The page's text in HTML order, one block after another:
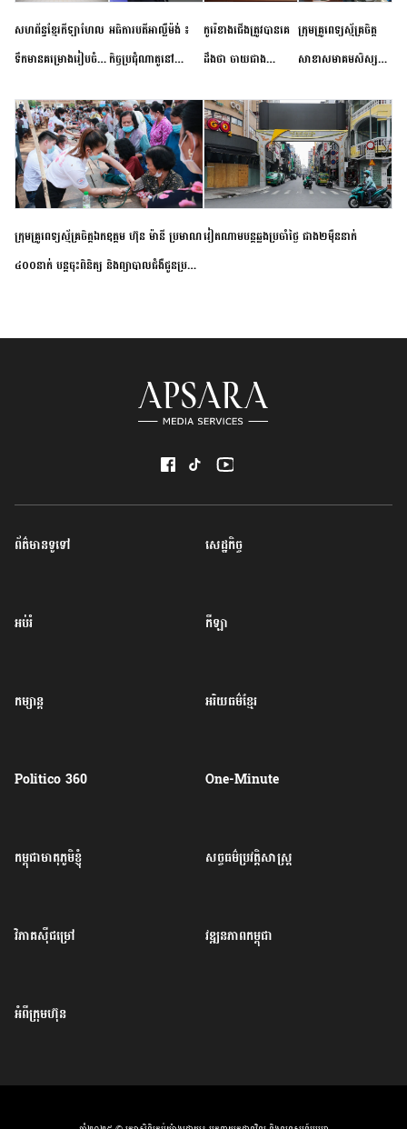
សហព័ន្ធខ្មែរកីឡាហែល
ទឹកមានគម្រោងរៀបចំ
កម្រិតបឋម ដល់ឧត្តម
សិក្សានាពេលខាងមុខ
អធិការបតីអាល្លឺម៉ង់ ៖
កិច្ចប្រជុំណាតូនៅ
ខាងមុខនឹងបញ្ជូនសញ្ញា
នៃភាពស្អិតរមួត និង
ការប្តេជ្ញាចិត្ត
កូរ៉េខាងជើងត្រូវបានគេ
ដឹងថា ចាយជាង
អភិវឌ្ឍន៍នុយក្លេអ៊ែរ
ក្រុមគ្រូពេទ្យស្ម័គ្រចិត្ត
សាខាសមាគមសិស្ស
ខេត្តកំពង់ចាម ចុះពិនិត្យ
ពិគ្រោះជំងឺទូទៅ និងផ្តល់
ថ្នាំពេទ្យជូនប្រជាពលរដ្ឋ
រស់នៅសង្កាត់បឹងកុក
ក្រុមគ្រូពេទ្យស្ម័គ្រចិត្តឯកឧត្តម ហ៊ុន ម៉ានី ប្រមាណ
៤០០នាក់ បន្តចុះពិនិត្យ និងព្យាបាលជំងឺជូនប្រជា
វៀតណាម​បន្ត​ឆ្លង​ប្រចាំថ្ងៃ​ ​ជាង​២​ម៉ឺន​នាក់​
ព័ត៌មានទូទៅ សេដ្ឋកិច្ច
អប់រំ កីឡា
កម្សាន្ត អរិយធម៌ខ្មែរ
Politico 360 One-Minute
កម្ពុជាមាតុភូមិខ្ញុំ សច្ចធម៌ប្រវត្តិសាស្ត្រ
វិភាគសុីជម្រៅ វឌ្ឍនភាពកម្ពុជា
អំពីក្រុមហ៊ុន